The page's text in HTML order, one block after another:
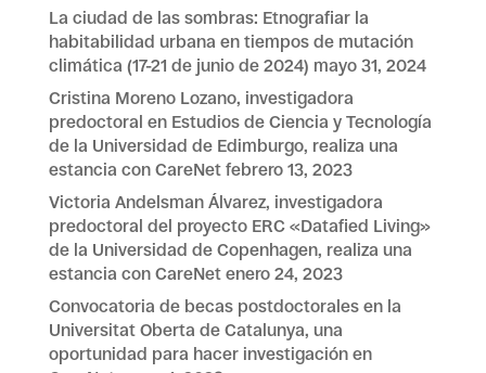
La ciudad de las sombras: Etnografiar la
habitabilidad urbana en tiempos de mutación
climática (17-21 de junio de 2024) mayo 31, 2024
Cristina Moreno Lozano, investigadora
predoctoral en Estudios de Ciencia y Tecnología
de la Universidad de Edimburgo, realiza una
estancia con CareNet febrero 13, 2023
Victoria Andelsman Álvarez, investigadora
predoctoral del proyecto ERC «Datafied Living»
de la Universidad de Copenhagen, realiza una
estancia con CareNet enero 24, 2023
Convocatoria de becas postdoctorales en la
Universitat Oberta de Catalunya, una
oportunidad para hacer investigación en